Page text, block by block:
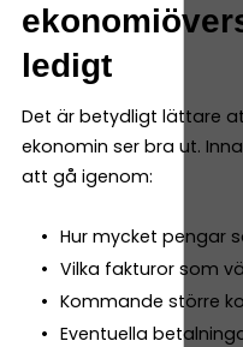
ledigt
Det är betydligt lättare
ekonomin ser bra ut.
att gå igenom:
Hur mycket pengar
Vilka fakturor som
Kommande större
Eventuella